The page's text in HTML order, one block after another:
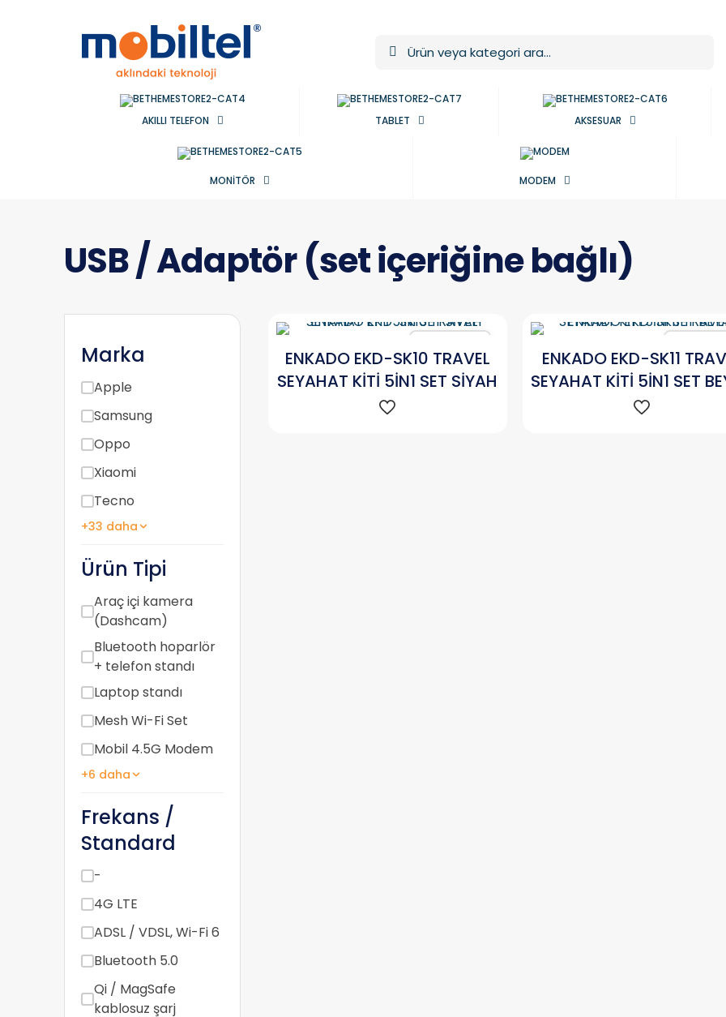
AKILLI TELEFON TABLET AKSESUAR
MONİTÖR MODEM
USB / Adaptör (set içeriğine bağlı)
Marka
Apple
Samsung
Oppo
Xiaomi
Tecno
+33 daha
Ürün Tipi
Araç içi kamera
(Dashcam)
Bluetooth hoparlör
+ telefon standı
Laptop standı
Mesh Wi-Fi Set
Mobil 4.5G Modem
+6 daha
Frekans /
Standard
-
4G LTE
ADSL / VDSL, Wi-Fi 6
Bluetooth 5.0
Qi / MagSafe
kablosuz şarj
ENKADO EKD-SK10 TRAVEL
SEYAHAT KİTİ 5İN1 SET SİYAH
ENKADO EKD-SK11
SEYAHAT KİTİ 5İN1 SET